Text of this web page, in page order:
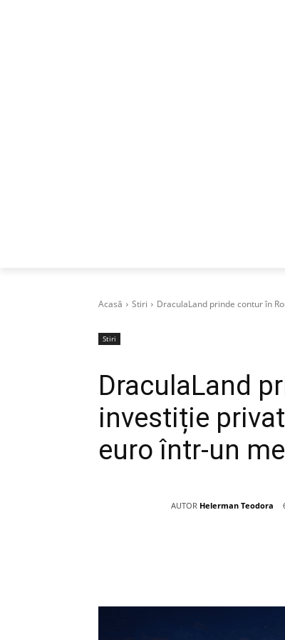
Acasă Stiri DraculaLand prinde contur în
Stiri
DraculaLand
investiție
euro într-un
AUTOR Helerman Teodora